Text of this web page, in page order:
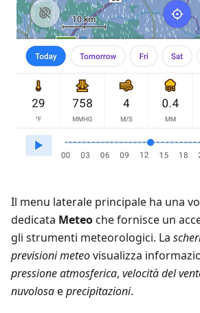
Il menu laterale principale ha una
dedicata Meteoche fornisce un
gli strumenti meteorologici. La
previsioni meteovisualizza
pressione atmosferica, velocità del
nuvolosaeprecipitazioni.